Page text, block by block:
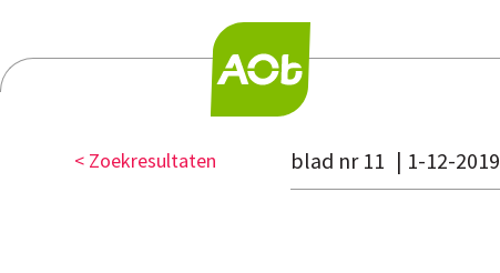
< Zoekresultaten blad nr 11 1-12-2019